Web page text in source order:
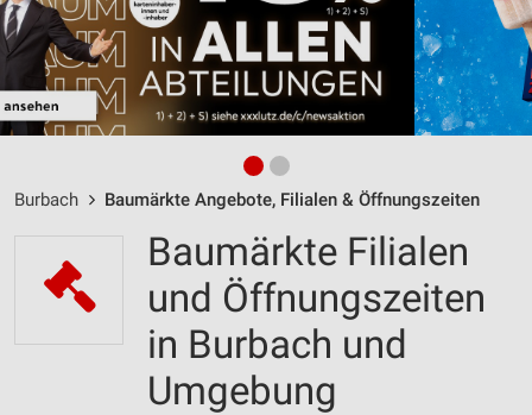
Burbach Baumärkte Angebote, Filialen & Öffnungszeiten
Baumärkte Filialen
und Öffnungszeiten
in Burbach und
Umgebung